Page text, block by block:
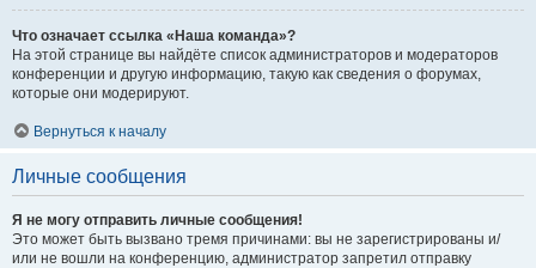
Что означает ссылка «Наша команда»?
На этой странице вы найдёте список администраторов и модераторов
конференции и другую информацию, такую как сведения о форумах,
которые они модерируют.
Вернуться к началу
Личные сообщения
Я не могу отправить личные сообщения!
Это может быть вызвано тремя причинами: вы не зарегистрированы и/
или не вошли на конференцию, администратор запретил отправку